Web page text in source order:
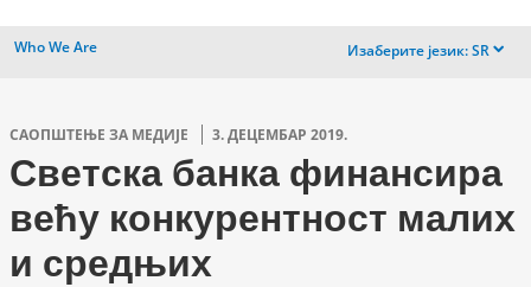
Who We Are Изаберите језик:SR dropdown
САОПШТЕЊЕ ЗА МЕДИЈЕ 3. ДЕЦЕМБАР 2019.
Светска банка финансира
већу конкурентност малих
и средњих